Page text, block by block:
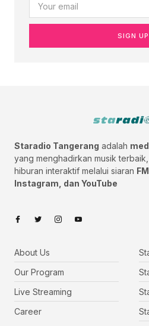
SIGN UP
Staradio Tangerang adalah
yang menghadirkan musik
hiburan interaktif melalui siaran
Instagram, dan YouTube
About Us
Our Program
Live Streaming
Career